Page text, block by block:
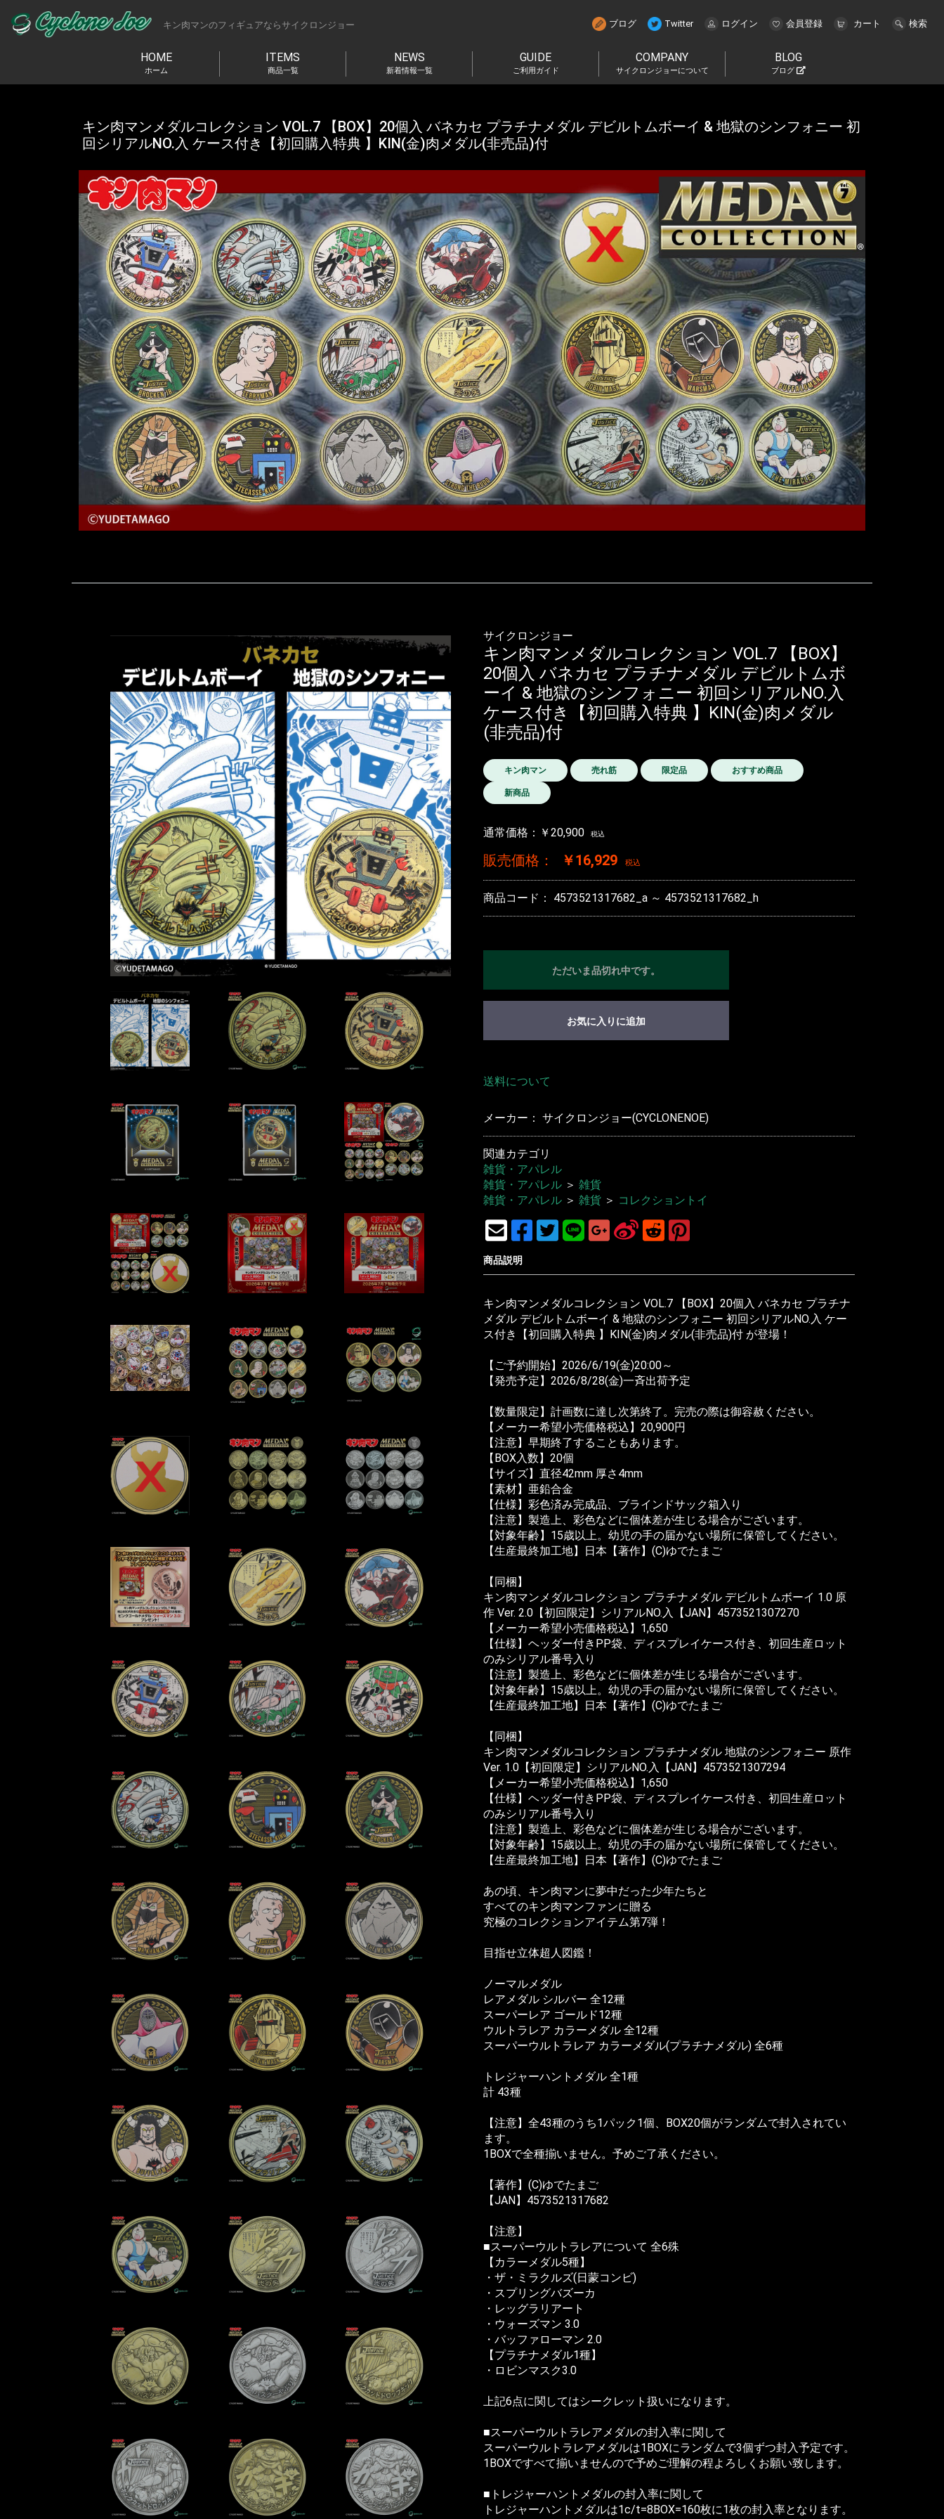
キン肉マンのフィギュアならサイクロンジョー ブログ Twitter ログイン 会員登録 カート 検索
HOME
ホーム
ITEMS
商品一覧
NEWS
新着情報一覧
GUIDE
ご利用ガイド
COMPANY
サイクロンジョーについて
BLOG
ブログ
キン肉マンメダルコレクション VOL.7 【BOX】20個入 バネカセ プラチナメダル デビルトムボーイ & 地獄のシンフォニー 初
回シリアルNO.入 ケース付き【初回購入特典 】KIN(金)肉メダル(非売品)付
サイクロンジョー
キン肉マンメダルコレクション VOL.7 【BOX】
20個入 バネカセ プラチナメダル デビルトムボ
ーイ & 地獄のシンフォニー 初回シリアルNO.入
ケース付き【初回購入特典 】KIN(金)肉メダル
(非売品)付
キン肉マン 売れ筋 限定品 おすすめ商品
新商品
通常価格： ￥20,900 税込
販売価格： ￥16,929 税込
商品コード： 4573521317682_a ～ 4573521317682_h
ただいま品切れ中です。
お買い物を続ける カートへ進む
お気に入りに追加
送料について
メーカー： サイクロンジョー(CYCLONENOE)
関連カテゴリ
雑貨・アパレル
雑貨・アパレル ＞ 雑貨
雑貨・アパレル ＞ 雑貨 ＞ コレクショントイ
商品説明
キン肉マンメダルコレクション VOL.7 【BOX】20個入 バネカセ プラチナ
メダル デビルトムボーイ & 地獄のシンフォニー 初回シリアルNO.入 ケー
ス付き【初回購入特典 】KIN(金)肉メダル(非売品)付 が登場！
【ご予約開始】2026/6/19(金)20:00～
【発売予定】2026/8/28(金)一斉出荷予定
【数量限定】計画数に達し次第終了。完売の際は御容赦ください。
【メーカー希望小売価格税込】20,900円
【注意】早期終了することもあります。
【BOX入数】20個
【サイズ】直径42mm 厚さ4mm
【素材】亜鉛合金
【仕様】彩色済み完成品、ブラインドサック箱入り
【注意】製造上、彩色などに個体差が生じる場合がございます。
【対象年齢】15歳以上。幼児の手の届かない場所に保管してください。
【生産最終加工地】日本【著作】(C)ゆでたまご
【同梱】
キン肉マンメダルコレクション プラチナメダル デビルトムボーイ 1.0 原
作 Ver. 2.0【初回限定】シリアルNO.入【JAN】4573521307270
【メーカー希望小売価格税込】1,650
【仕様】ヘッダー付きPP袋、ディスプレイケース付き、初回生産ロット
のみシリアル番号入り
【注意】製造上、彩色などに個体差が生じる場合がございます。
【対象年齢】15歳以上。幼児の手の届かない場所に保管してください。
【生産最終加工地】日本【著作】(C)ゆでたまご
【同梱】
キン肉マンメダルコレクション プラチナメダル 地獄のシンフォニー 原作
Ver. 1.0【初回限定】シリアルNO.入【JAN】4573521307294
【メーカー希望小売価格税込】1,650
【仕様】ヘッダー付きPP袋、ディスプレイケース付き、初回生産ロット
のみシリアル番号入り
【注意】製造上、彩色などに個体差が生じる場合がございます。
【対象年齢】15歳以上。幼児の手の届かない場所に保管してください。
【生産最終加工地】日本【著作】(C)ゆでたまご
あの頃、キン肉マンに夢中だった少年たちと
すべてのキン肉マンファンに贈る
究極のコレクションアイテム第7弾！
目指せ立体超人図鑑！
ノーマルメダル
レアメダル シルバー 全12種
スーパーレア ゴールド12種
ウルトラレア カラーメダル 全12種
スーパーウルトラレア カラーメダル(プラチナメダル) 全6種
トレジャーハントメダル 全1種
計 43種
【注意】全43種のうち1パック1個、BOX20個がランダムで封入されてい
ます。
1BOXで全種揃いません。予めご了承ください。
【著作】(C)ゆでたまご
【JAN】4573521317682
【注意】
■スーパーウルトラレアについて 全6殊
【カラーメダル5種】
・ザ・ミラクルズ(日蒙コンビ)
・スプリングバズーカ
・レッグラリアート
・ウォーズマン 3.0
・バッファローマン 2.0
【プラチナメダル1種】
・ロビンマスク3.0
上記6点に関してはシークレット扱いになります。
■スーパーウルトラレアメダルの封入率に関して
スーパーウルトラレアメダルは1BOXにランダムで3個ずつ封入予定です。
1BOXですべて揃いませんので予めご理解の程よろしくお願い致します。
■トレジャーハントメダルの封入率に関して
トレジャーハントメダルは1c/t=8BOX=160枚に1枚の封入率となります。